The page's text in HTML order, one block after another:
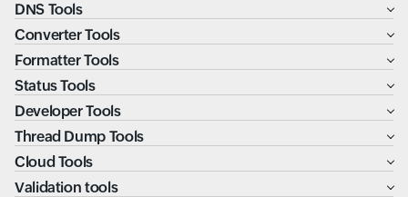
DNS Tools
Converter Tools
Formatter Tools
Status Tools
Developer Tools
Thread Dump Tools
Cloud Tools
Validation tools